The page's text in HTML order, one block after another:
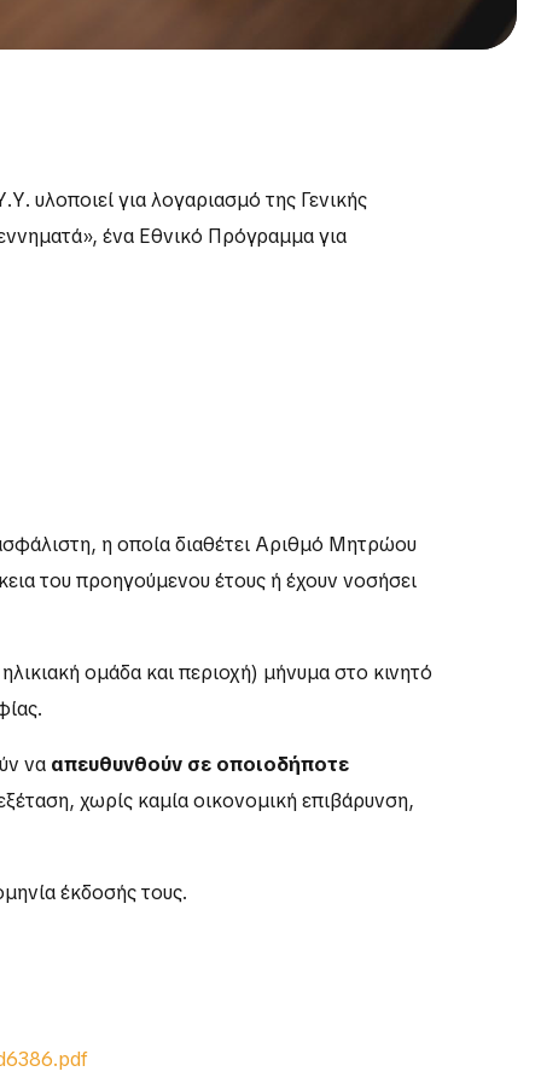
για λογαριασμό της Γενικής
ένα Εθνικό Πρόγραμμα για
η οποία διαθέτει Αριθμό Μητρώου
του προηγούμενου έτους ή έχουν νοσήσει
ομάδα και περιοχή) μήνυμα στο κινητό
να απευθυνθούν σε οποιοδήποτε
χωρίς καμία οικονομική επιβάρυνση,
έκδοσής τους.